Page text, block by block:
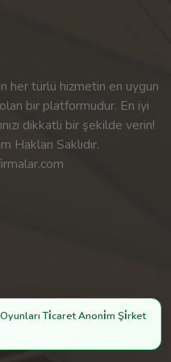
Ti̇caret Anoni̇m Şi̇rket
her türlü hizmetin en uygun
olan bir platformudur. En iyi
dikkatli bir şekilde verin!
Saklıdır.